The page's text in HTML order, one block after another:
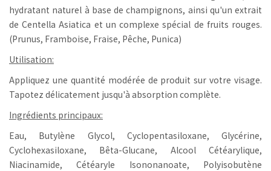
hydratant naturel à base de champignons, ainsi qu'un extrait
de Centella Asiatica et un complexe spécial de fruits rouges.
(Prunus, Framboise, Fraise, Pêche, Punica)
Utilisation:
Appliquez une quantité modérée de produit sur votre visage.
Tapotez délicatement jusqu'à absorption complète.
Ingrédients principaux:
Eau, Butylène Glycol, Cyclopentasiloxane, Glycérine,
Cyclohexasiloxane, Bêta-Glucane, Alcool Cétéarylique,
Niacinamide, Cétéaryle Isononanoate, Polyisobutène